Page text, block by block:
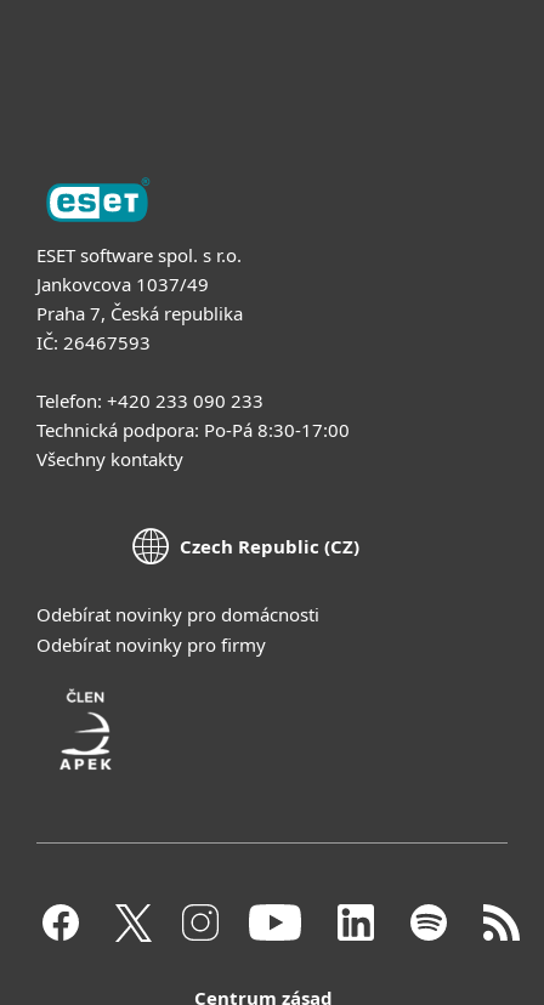
ESET software spol. s r.o.
Jankovcova 1037/49
Praha 7, Česká republika
IČ: 26467593
Telefon: +420 233 090 233
Technická podpora: Po-Pá 8:30-17:00
Všechny kontakty
Czech Republic (CZ)
Odebírat novinky pro domácnosti
Odebírat novinky pro firmy
Centrum zásad